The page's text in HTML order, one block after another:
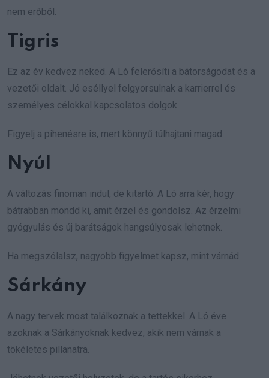
nem erőből.
Tigris
Ez az év kedvez neked. A Ló felerősíti a bátorságodat és a
vezetői oldalt. Jó eséllyel felgyorsulnak a karrierrel és
személyes célokkal kapcsolatos dolgok.
Figyelj a pihenésre is, mert könnyű túlhajtani magad.
Nyúl
A változás finoman indul, de kitartó. A Ló arra kér, hogy
bátrabban mondd ki, amit érzel és gondolsz. Az érzelmi
gyógyulás és új barátságok hangsúlyosak lehetnek.
Ha megszólalsz, nagyobb figyelmet kapsz, mint várnád.
Sárkány
A nagy tervek most találkoznak a tettekkel. A Ló éve
azoknak a Sárkányoknak kedvez, akik nem várnak a
tökéletes pillanatra.